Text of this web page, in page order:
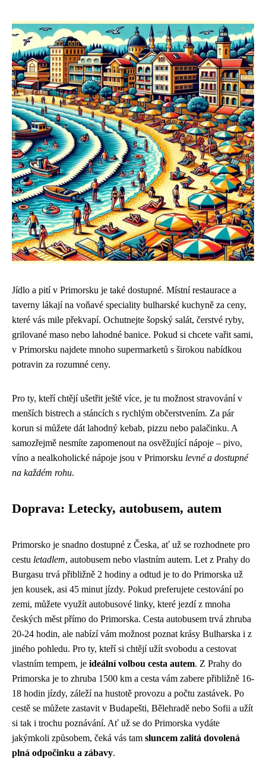
Jídlo a pití v Primorsku je také dostupné. Místní restaurace a
taverny lákají na voňavé speciality bulharské kuchyně za ceny,
které vás mile překvapí. Ochutnejte šopský salát, čerstvé ryby,
grilované maso nebo lahodné banice. Pokud si chcete vařit sami,
v Primorsku najdete mnoho supermarketů s širokou nabídkou
potravin za rozumné ceny.
Pro ty, kteří chtějí ušetřit ještě více, je tu možnost stravování v
menších bistrech a stáncích s rychlým občerstvením. Za pár
korun si můžete dát lahodný kebab, pizzu nebo palačinku. A
samozřejmě nesmíte zapomenout na osvěžující nápoje – pivo,
víno a nealkoholické nápoje jsou v Primorsku levné a dostupné
na každém rohu.
Doprava: Letecky, autobusem, autem
Primorsko je snadno dostupné z Česka, ať už se rozhodnete pro
cestu letadlem, autobusem nebo vlastním autem. Let z Prahy do
Burgasu trvá přibližně 2 hodiny a odtud je to do Primorska už
jen kousek, asi 45 minut jízdy. Pokud preferujete cestování po
zemi, můžete využít autobusové linky, které jezdí z mnoha
českých měst přímo do Primorska. Cesta autobusem trvá zhruba
20-24 hodin, ale nabízí vám možnost poznat krásy Bulharska i z
jiného pohledu. Pro ty, kteří si chtějí užít svobodu a cestovat
vlastním tempem, je ideální volbou cesta autem. Z Prahy do
Primorska je to zhruba 1500 km a cesta vám zabere přibližně 16-
18 hodin jízdy, záleží na hustotě provozu a počtu zastávek. Po
cestě se můžete zastavit v Budapešti, Bělehradě nebo Sofii a užít
si tak i trochu poznávání. Ať už se do Primorska vydáte
jakýmkoli způsobem, čeká vás tam sluncem zalitá dovolená
plná odpočinku a zábavy.